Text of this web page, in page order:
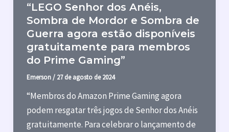
“LEGO Senhor dos Anéis,
Sombra de Mordor e Sombra de
Guerra agora estão disponíveis
gratuitamente para membros
do Prime Gaming”
Emerson/ 27 de agosto de 2024
“Membros do Amazon Prime Gaming agora
podem resgatar três jogos de Senhor dos Anéis
gratuitamente. Para celebrar o lançamento de